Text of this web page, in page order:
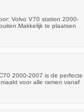
Volvo V70 station 2000-
te plaatsen
2000-2007 is de perfecte
voor alle ramen vanaf